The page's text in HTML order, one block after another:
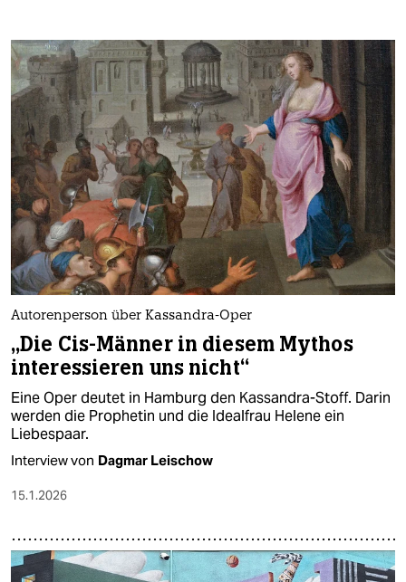
Autorenperson über Kassandra-Oper
„Die Cis-Männer in diesem Mythos
interessieren uns nicht“
Eine Oper deutet in Hamburg den Kassandra-Stoff. Darin
werden die Prophetin und die Idealfrau Helene ein
Liebespaar.
Interview von Dagmar Leischow
15.1.2026